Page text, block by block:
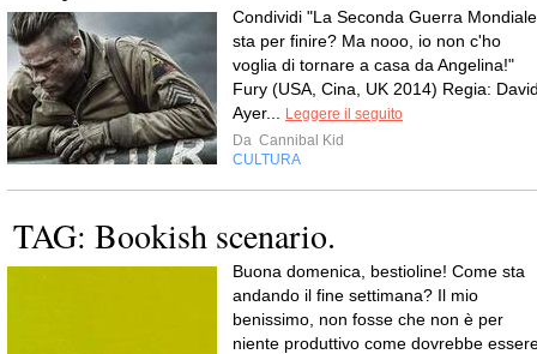
Condividi "La Seconda Guerra Mondiale
sta per finire? Ma nooo, io non c'ho
voglia di tornare a casa da Angelina!"
Fury (USA, Cina, UK 2014) Regia:
Ayer...
Leggere il seguito
Da Cannibal Kid
CULTURA
TAG: Bookish scenario.
Buona domenica, bestioline! Come sta
andando il fine settimana? Il mio
benissimo, non fosse che non è per
niente produttivo come dovrebbe